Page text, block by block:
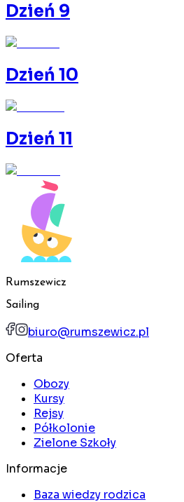
Dzień 9
Dzień 10
Dzień 11
Rumszewicz
Sailing
biuro@rumszewicz.pl
Oferta
Obozy
Kursy
Rejsy
Półkolonie
Zielone Szkoły
Informacje
Baza wiedzy rodzica